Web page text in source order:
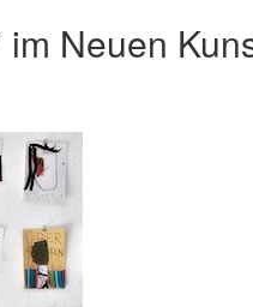
Neuen